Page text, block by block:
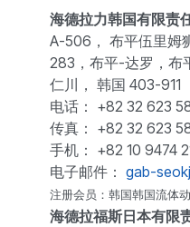
海德拉力韩国有限责
A-506， 布平伍里姆
283，布平-达罗，布
仁川， 韩国 403-911
电话： +82 32 623
传真： +82 32 623
手机： +82 10 9474
电子邮件： gab-
注册会员：韩国韩国流体
海德拉福斯日本有限